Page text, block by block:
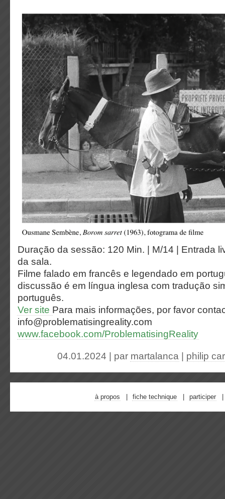
Duração da sessão: 120 Min. | M/14 | Entrada
da sala.
Filme falado em francês e legendado em
discussão é em língua inglesa com tradução
português.
Ver site Para mais informações, por favor
info@problematisingreality.com
www.facebook.com/ProblematisingReality
04.01.2024 | par martalanca philip
à propos fiche technique participer